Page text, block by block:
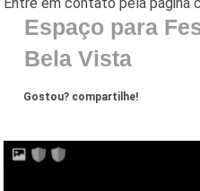
Espaço para
Bela Vista
Gostou? compartilhe!